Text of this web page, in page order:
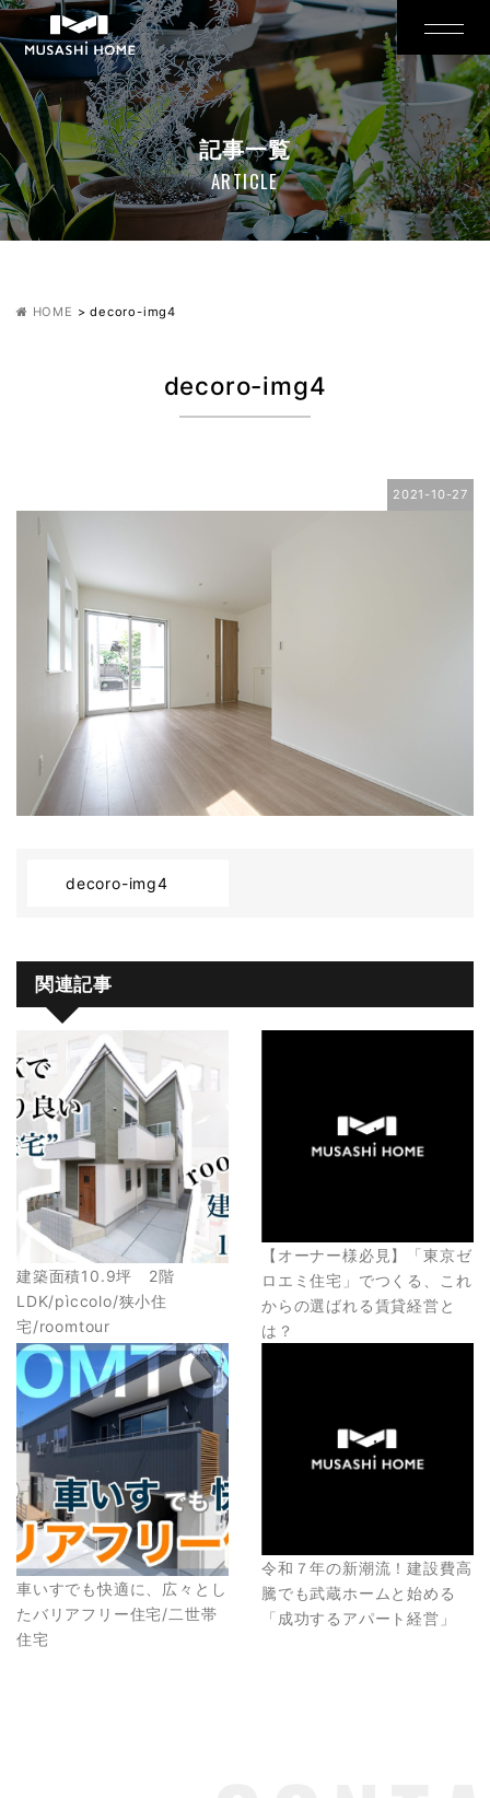
記事一覧
ARTICLE
HOME >decoro-img4
decoro-img4
2021-10-27
decoro-img4
関連記事
建築面積10.9坪 2階
LDK/pìccolo/狭小住
宅/roomtour
【オーナー様必見】「東京ゼ
ロエミ住宅」でつくる、これ
からの選ばれる賃貸経営と
は？
車いすでも快適に、広々とし
たバリアフリー住宅/二世帯
住宅
令和７年の新潮流！建設費高
騰でも武蔵ホームと始める
「成功するアパート経営」